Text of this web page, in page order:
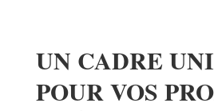
UN CADRE
POUR VOS